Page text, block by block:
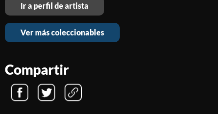
Ir a perfil de artista
Ver más coleccionables
Compartir